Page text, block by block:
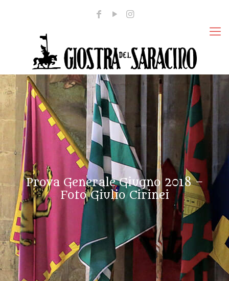
Prova Generale Giugno 2018 –
Foto Giulio Cirinei